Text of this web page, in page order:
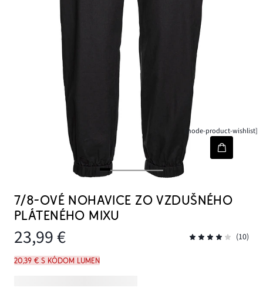
[node-product-wishlist]
7/8-OVÉ NOHAVICE ZO VZDUŠNÉHO
PLÁTENÉHO MIXU
23,99 € (10)
20,39 € s kódom LUMEN